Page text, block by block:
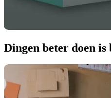
Dingen beter doen